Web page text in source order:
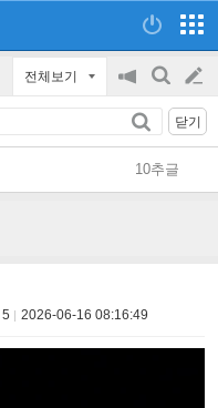
전체보기
공
지
on/off
검
글
쓰
닫기
10추글
5 2026-06-16 08:16:49